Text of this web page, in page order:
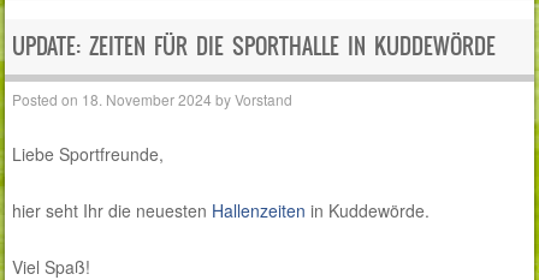
UPDATE: ZEITEN FÜR DIE SPORTHALLE IN KUDDEWÖRDE
Posted on 18. November 2024 byVorstand
Liebe Sportfreunde,
hier seht Ihr die neuesten Hallenzeiten in Kuddewörde.
Viel Spaß!